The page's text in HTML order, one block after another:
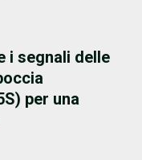
i segnali delle
per una